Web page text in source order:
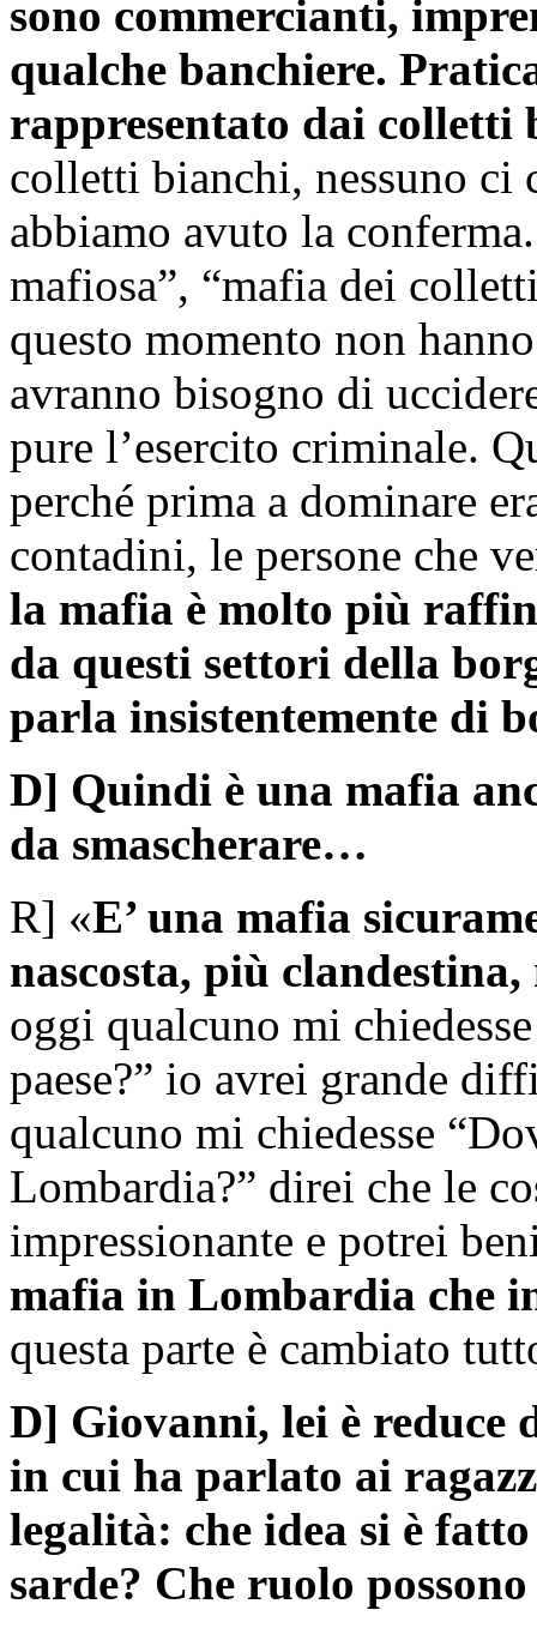
sono commercianti,
qualche banchiere.
rappresentato dai colletti
colletti bianchi, nessuno ci
abbiamo avuto la
mafiosa”, “mafia dei
questo momento non
avranno bisogno di
pure l’esercito criminale.
perché prima a dominare
contadini, le persone che
la mafia è molto più
da questi settori della
parla insistentemente di
D] Quindi è una mafia
da smascherare…
R] «E’ una mafia
nascosta, più
oggi qualcuno mi
paese?” io avrei grande
qualcuno mi chiedesse
Lombardia?” direi che le
impressionante e potrei
mafia in Lombardia che
questa parte è cambiato
D] Giovanni, lei è reduce
in cui ha parlato ai
legalità: che idea si è
sarde? Che ruolo